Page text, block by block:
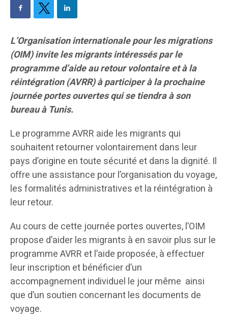
L’Organisation internationale pour les migrations
(OIM) invite les migrants intéressés par le
programme d’aide au retour volontaire et à la
réintégration (AVRR) à participer à la prochaine
journée portes ouvertes qui se tiendra à son
bureau à Tunis.
Le programme AVRR aide les migrants qui
souhaitent retourner volontairement dans leur
pays d’origine en toute sécurité et dans la dignité. Il
offre une assistance pour l’organisation du voyage,
les formalités administratives et la réintégration à
leur retour.
Au cours de cette journée portes ouvertes, l’OIM
propose d’aider les migrants à en savoir plus sur le
programme AVRR et l’aide proposée, à effectuer
leur inscription et bénéficier d’un
accompagnement individuel le jour même ainsi
que d’un soutien concernant les documents de
voyage.